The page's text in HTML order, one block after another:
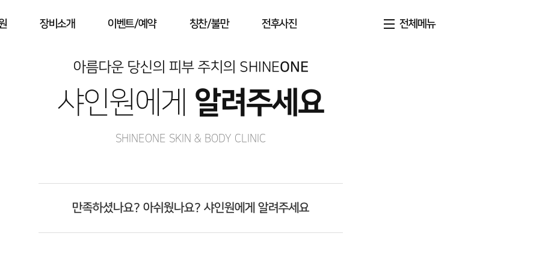
장비소개 이벤트/예약 칭찬/불만 전후사진 전체메뉴
아름다운 당신의 피부 주치의 SHINEONE
샤인원에게 알려주세요
SHINEONE SKIN & BODY CLINIC
만족하셨나요? 아쉬웠나요? 샤인원에게 알려주세요